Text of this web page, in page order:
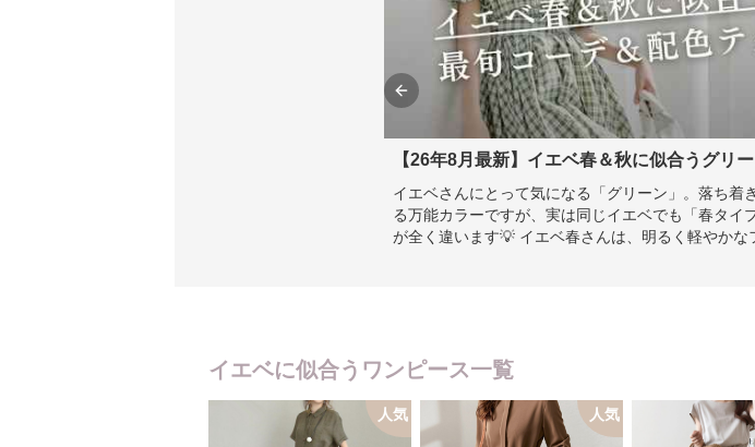
【26年8月最新】イエベ春＆秋に似合うグリ
イエベさんにとって気になる「グリーン」。落ち
る万能カラーですが、実は同じイエベでも「春タイ
が全く違います💡 イエベ春さんは、明るく軽やか
Previous slide
イエベに似合うワンピース一覧
人気 人気